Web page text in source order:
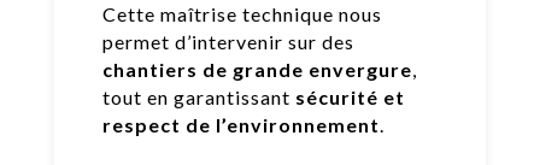
Cette maîtrise technique nous
permet d’intervenir sur des
chantiers de grande envergure
tout en garantissant sécurité et
respect de l’environnement